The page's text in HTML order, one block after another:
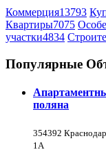
Коммерция13793
Квартиры7075
участки4834
Популярные
поляна
354392
1А